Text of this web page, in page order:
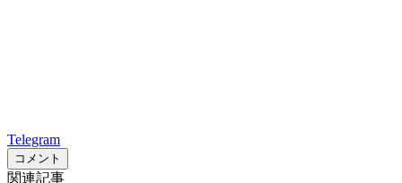
Telegram
コメント
関連記事